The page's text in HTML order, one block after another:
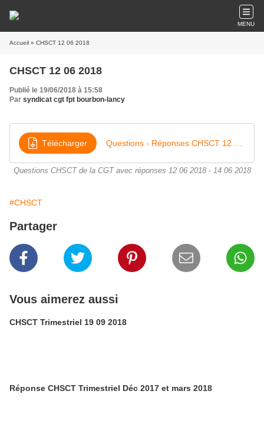
MENU
Accueil » CHSCT 12 06 2018
CHSCT 12 06 2018
Publié le 19/06/2018 à 15:58
Par syndicat cgt fpt bourbon-lancy
Télécharger
Questions CHSCT de la CGT avec réponses 12 06 2018 - 14 06 2018
#CHSCT
Partager
Vous aimerez aussi
CHSCT Trimestriel 19 09 2018
Réponse CHSCT Trimestriel Déc 2017 et mars 2018